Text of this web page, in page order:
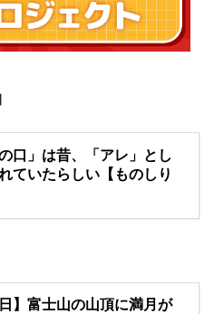
の口」は昔、「アレ」とし
ていたらしい【ものしり
日】富士山の山頂に満月が